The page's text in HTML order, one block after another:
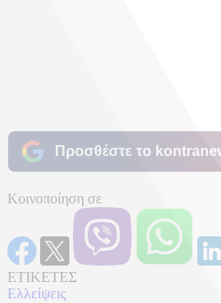
Προσθέστε το
Κοινοποίηση σε
ΕΤΙΚΕΤΕΣ
Ελλείψεις